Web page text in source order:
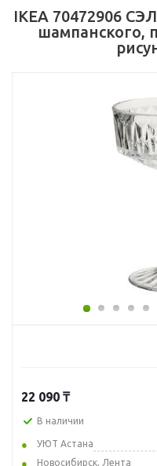
IKEA 70472906
шампанского,
22 090 ₸
В наличии
УЮТ Астана
Новосибирск, Лента